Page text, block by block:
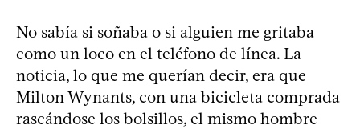
No sabía si soñaba o si alguien me gritaba
como un loco en el teléfono de línea. La
noticia, lo que me querían decir, era que
Milton Wynants, con una bicicleta comprada
rascándose los bolsillos, el mismo hombre